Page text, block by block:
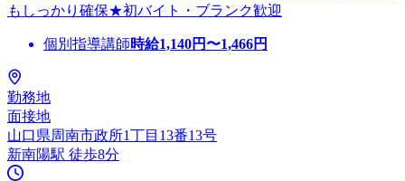
もしっかり確保★初バイト・ブランク歓迎
個別指導講師時給1,140円〜1,466円
勤務地
面接地
山口県周南市政所1丁目13番13号
新南陽駅 徒歩8分